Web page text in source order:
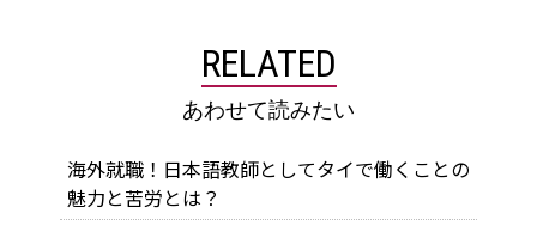
RELATED
あわせて読みたい
海外就職！日本語教師としてタイで働くことの
魅力と苦労とは？